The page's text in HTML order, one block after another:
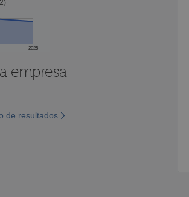
2025
empresa
de resultados